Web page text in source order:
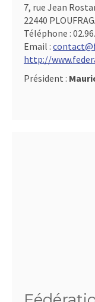
7, rue Jean
22440
Téléphone :
Email :
http://
Président :